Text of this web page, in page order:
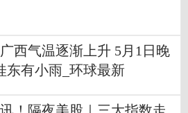
西气温逐渐上升 5月1日晚
东有小雨_环球最新